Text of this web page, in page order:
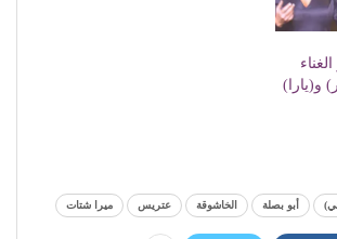
و(يارا)
أبو بصلة الخاشوقة عتريس ميرا شتات